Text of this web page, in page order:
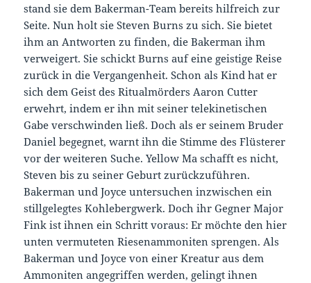
stand sie dem Bakerman-Team bereits hilfreich zur
Seite. Nun holt sie Steven Burns zu sich. Sie bietet
ihm an Antworten zu finden, die Bakerman ihm
verweigert. Sie schickt Burns auf eine geistige Reise
zurück in die Vergangenheit. Schon als Kind hat er
sich dem Geist des Ritualmörders Aaron Cutter
erwehrt, indem er ihn mit seiner telekinetischen
Gabe verschwinden ließ. Doch als er seinem Bruder
Daniel begegnet, warnt ihn die Stimme des Flüsterer
vor der weiteren Suche. Yellow Ma schafft es nicht,
Steven bis zu seiner Geburt zurückzuführen.
Bakerman und Joyce untersuchen inzwischen ein
stillgelegtes Kohlebergwerk. Doch ihr Gegner Major
Fink ist ihnen ein Schritt voraus: Er möchte den hier
unten vermuteten Riesenammoniten sprengen. Als
Bakerman und Joyce von einer Kreatur aus dem
Ammoniten angegriffen werden, gelingt ihnen